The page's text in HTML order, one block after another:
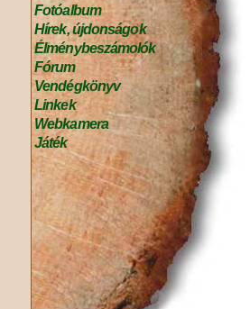
Fotóalbum
Hírek, újdonságok
Élménybeszámolók
Fórum
Vendégkönyv
Linkek
Webkamera
Játék